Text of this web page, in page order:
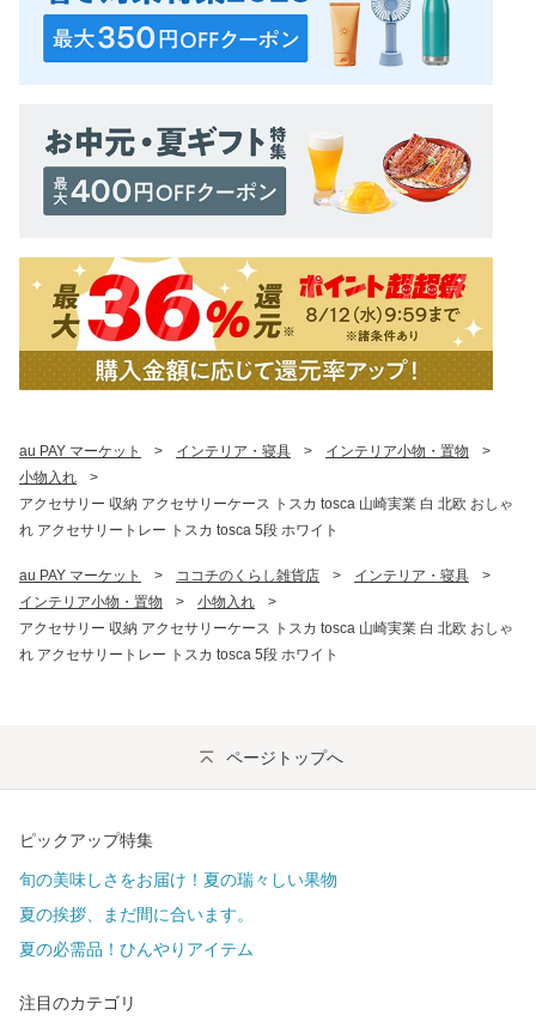
au PAY マーケット > インテリア・寝具 > インテリア小物・置物
>
小物入れ
>
アクセサリー 収納 アクセサリーケース トスカ tosca 山崎実業 白 北欧 おしゃ
れ アクセサリートレー トスカ tosca 5段 ホワイト
au PAY マーケット > ココチのくらし雑貨店 > インテリア・寝具
>
インテリア小物・置物
> 小物入れ
>
アクセサリー 収納 アクセサリーケース トスカ tosca 山崎実業 白 北欧 おしゃ
れ アクセサリートレー トスカ tosca 5段 ホワイト
ページトップへ
ピックアップ特集
旬の美味しさをお届け！夏の瑞々しい果物
夏の挨拶、まだ間に合います。
夏の必需品！ひんやりアイテム
注目のカテゴリ